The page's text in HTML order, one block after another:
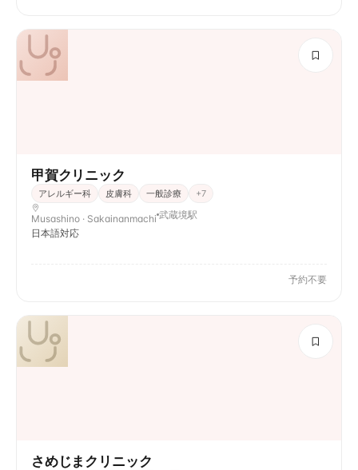
甲賀クリニック
アレルギー科 皮膚科 一般診療 +7
Musashino · Sakainanmachi 武蔵境駅
日本語対応
予約不要
さめじまクリニック